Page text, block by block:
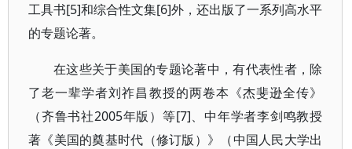
工具书[5]和综合性文集[6]外，还出版了一系列高水平
的专题论著。
在这些关于美国的专题论著中，有代表性者，除
了老一辈学者刘祚昌教授的两卷本《杰斐逊全传》
（齐鲁书社2005年版）等[7]、中年学者李剑鸣教授
著《美国的奠基时代（修订版）》（中国人民大学出